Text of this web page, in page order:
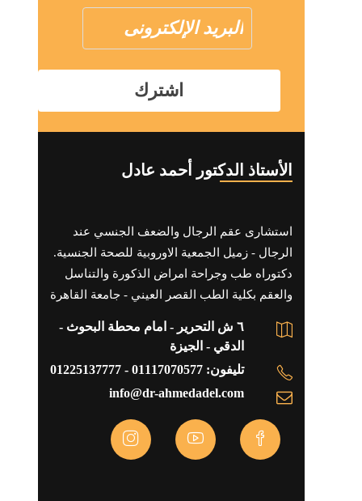
الأستاذ الدكتور أحمد عادل
استشارى عقم الرجال والضعف الجنسي عند
الرجال - زميل الجمعية الاوروبية للصحة الجنسية.
دكتوراه طب وجراحة امراض الذكورة والتناسل
والعقم بكلية الطب القصر العيني - جامعة القاهرة
٦ ش التحرير - امام محطة البحوث -
الدقي - الجيزة
تليفون: 01117070577 - 01225137777
info@dr-ahmedadel.com